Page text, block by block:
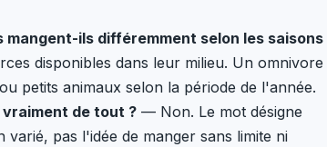
ils différemment selon les saisons
disponibles dans leur milieu. Un omnivore
petits animaux selon la période de l'année.
de tout ? — Non. Le mot désigne
pas l'idée de manger sans limite ni